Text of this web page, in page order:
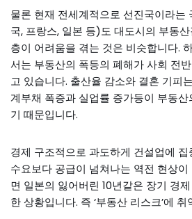
물론 현재 전세계적으로 선진국이라는
국, 프랑스, 일본 등)도 대도시의 부동
층이 어려움을 겪는 것은 비슷합니다.
서는 부동산의 폭등의 폐해가 사회 전
고 있습니다. 출산율 감소와 결혼 기피
계부채 폭증과 실업률 증가등이 부동
기 때문입니다.
경제 구조적으로 과도하게 건설업에
수요보다 공급이 넘쳐나는 역전 현상
면 일본의 잃어버린 10년같은 장기 경
한 상황입니다. 즉 ‘부동산 리스크’에